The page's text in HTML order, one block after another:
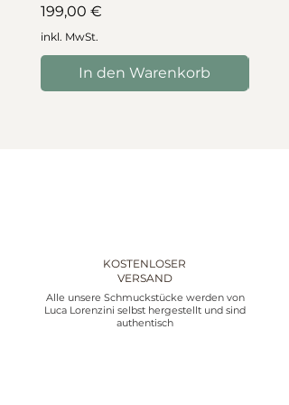
Preis
199,00 €
inkl. MwSt.
In den Warenkorb
KOSTENLOSER
VERSAND
Alle unsere Schmuckstücke werden von
Luca Lorenzini selbst hergestellt und sind
authentisch